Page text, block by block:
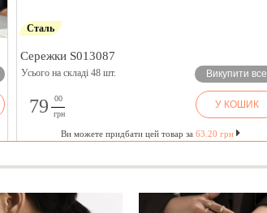
Сталь
Сережки S013087
Усього на складі 48 шт. Викупити все
79
00
грн
У КОШИК
Ви можете придбати цей товар за 63.20 грн